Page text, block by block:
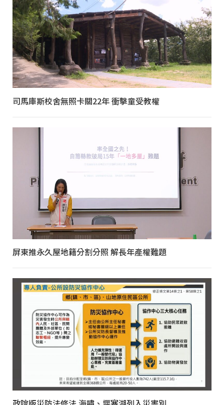
司馬庫斯校舍無照卡關22年 衝擊童受教權
屏東推永久屋地籍分割分照 解長年產權難題